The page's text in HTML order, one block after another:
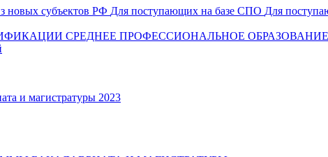
новых субъектов РФ Для поступающих на базе СПО Для
СРЕДНЕЕ ПРОФЕССИОНАЛЬНОЕ ОБРАЗОВАНИЕ
и магистратуры 2023